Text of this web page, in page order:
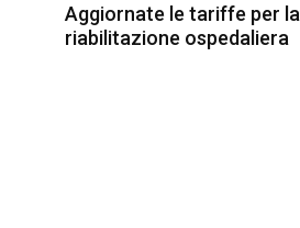
Aggiornate le tariffe per la
riabilitazione ospedaliera